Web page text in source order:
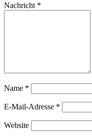
Nachricht *
Name *
E-Mail-Adresse *
Website